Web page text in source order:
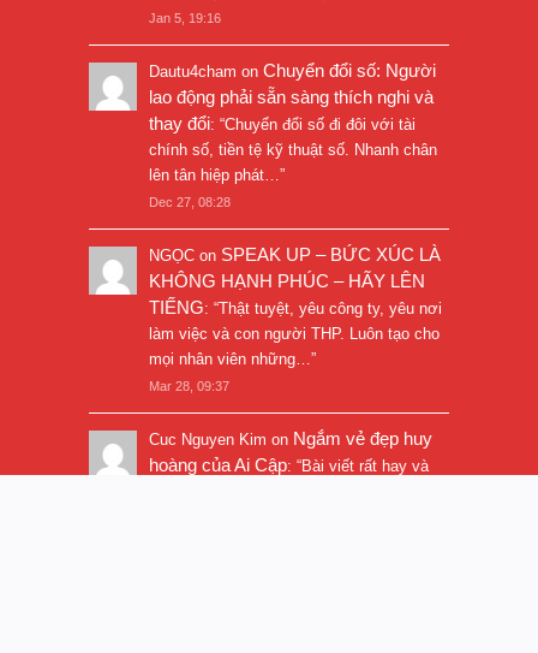
Jan 5, 19:16
Dautu4cham on Chuyển đổi số: Người
lao động phải sẵn sàng thích nghi và
thay đổi: “Chuyển đổi số đi đôi với tài
chính số, tiền tệ kỹ thuật số. Nhanh chân
lên tân hiệp phát… ”
Dec 27, 08:28
NGỌC on SPEAK UP – BỨC XÚC LÀ
KHÔNG HẠNH PHÚC – HÃY LÊN
TIẾNG: “Thật tuyệt, yêu công ty, yêu nơi
làm việc và con người THP. Luôn tạo cho
mọi nhân viên những… ”
Mar 28, 09:37
Cuc Nguyen Kim on Ngắm vẻ đẹp huy
hoàng của Ai Cập: “Bài viết rất hay và